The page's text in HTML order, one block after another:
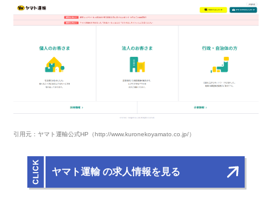
引用元：ヤマト運輸公式HP（http://www.kuronekoyamato.co.jp/）
ヤマト運輸 の求人情報を見る